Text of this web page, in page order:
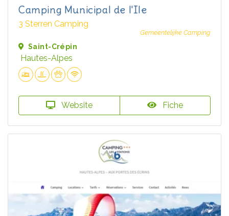
Camping Municipal de l'Ile
3 Sterren Camping
Gemeentelijke Camping
Saint-Crépin
Hautes-Alpes
Website Fiche